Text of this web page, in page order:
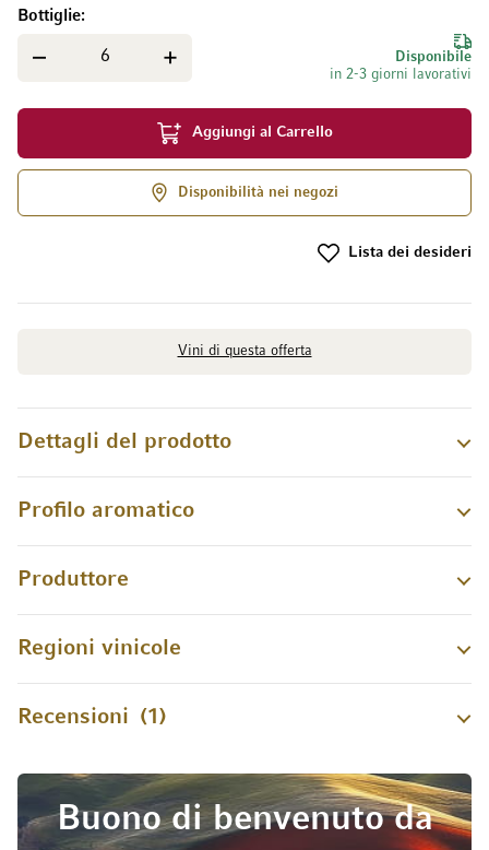
Vini di questa offerta
Disponibile
in 2-3 giorni lavorativi
Bottiglie
Aggiungi al Carrello
Disponibilità nei negozi
Lista dei desideri
Dettagli del prodotto
Profilo aromatico
Produttore
Regioni vinicole
Recensioni 1
Buono di benvenuto da